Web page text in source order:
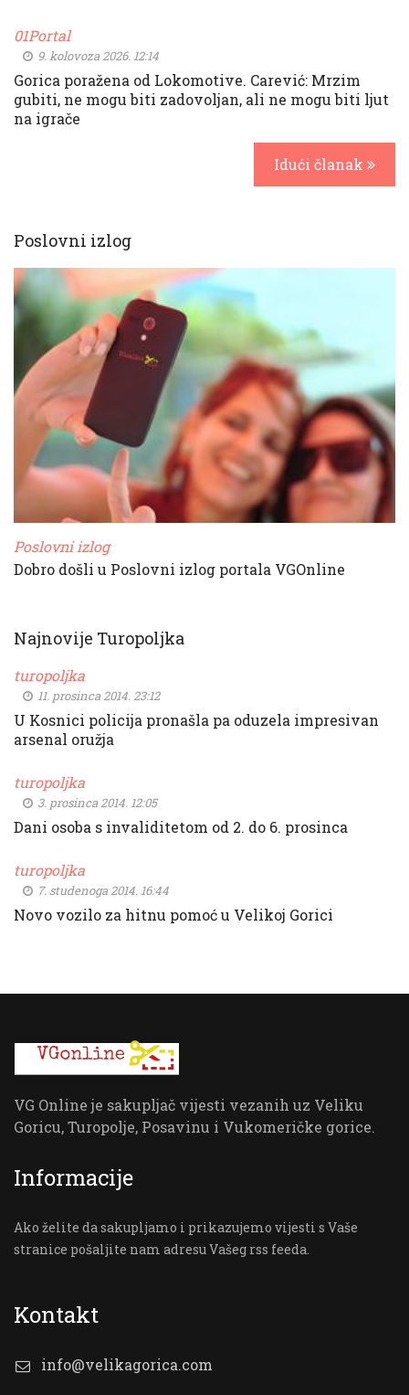
01Portal
9. kolovoza 2026. 12:14
Gorica poražena od Lokomotive. Carević: Mrzim
gubiti, ne mogu biti zadovoljan, ali ne mogu biti ljut
na igrače
Idući članak
Poslovni izlog
Poslovni izlog
Dobro došli u Poslovni izlog portala VGOnline
Najnovije Turopoljka
turopoljka
11. prosinca 2014. 23:12
U Kosnici policija pronašla pa oduzela impresivan
arsenal oružja
turopoljka
3. prosinca 2014. 12:05
Dani osoba s invaliditetom od 2. do 6. prosinca
turopoljka
7. studenoga 2014. 16:44
Novo vozilo za hitnu pomoć u Velikoj Gorici
VG Online je sakupljač vijesti vezanih uz Veliku
Goricu, Turopolje, Posavinu i Vukomeričke gorice.
Informacije
Ako želite da sakupljamo i prikazujemo vijesti s Vaše
stranice pošaljite nam adresu Vašeg rss feeda.
Kontakt
info@velikagorica.com